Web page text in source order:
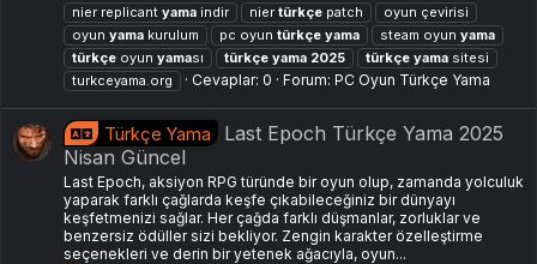
nier replicant yama indir nier türkçe patch
oyun çevirisi
oyun yama kurulum pc oyun türkçe yama steam oyun yama
türkçe oyun yaması türkçe yama 2025 türkçe yama sitesi
turkceyama.org
Cevaplar: 0 Forum: PC Oyun Türkçe Yama
Türkçe Yama
Last Epoch Türkçe Yama 2025
Nisan Güncel
Last Epoch, aksiyon RPG türünde bir oyun olup, zamanda yolculuk
yaparak farklı çağlarda keşfe çıkabileceğiniz bir dünyayı
keşfetmenizi sağlar. Her çağda farklı düşmanlar, zorluklar ve
benzersiz ödüller sizi bekliyor. Zengin karakter özelleştirme
seçenekleri ve derin bir yetenek ağacıyla, oyun...